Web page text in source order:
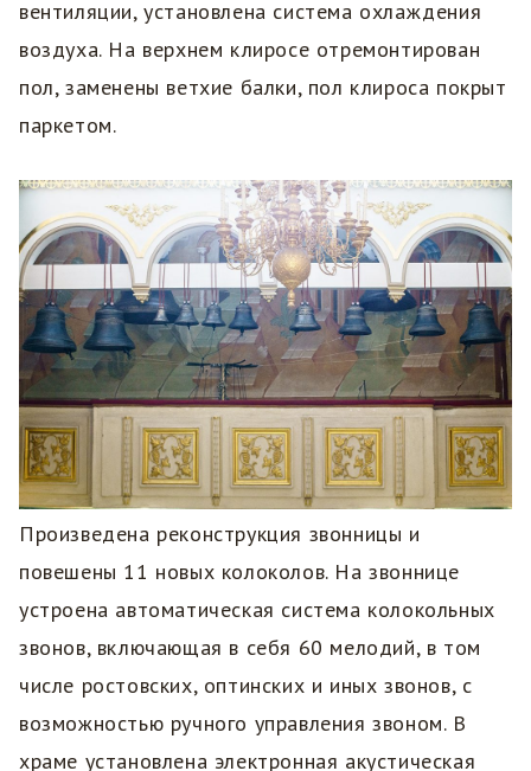
вентиляции, установлена система охлаждения
воздуха. На верхнем клиросе отремонтирован
пол, заменены ветхие балки, пол клироса покрыт
паркетом.
Произведена реконструкция звонницы и
повешены 11 новых колоколов. На звоннице
устроена автоматическая система колокольных
звонов, включающая в себя 60 мелодий, в том
числе ростовских, оптинских и иных звонов, с
возможностью ручного управления звоном. В
храме установлена электронная акустическая